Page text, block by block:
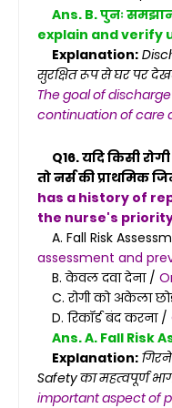
Ans. B. पुनः
explain and verify
Explanation:
सुरक्षित रूप से घर पर
The goal of
continuation of care
Q16. यदि किसी
तो नर्स की प्राथमिक
has a history of
the nurse's
A. Fall Risk
assessment and
B. केवल दवा देना /
C. रोगी को अकेला
D. रिकॉर्ड बंद करना /
Ans. A. Fall Risk
Explanation:
Safety का महत्वपूर्ण
important aspect of